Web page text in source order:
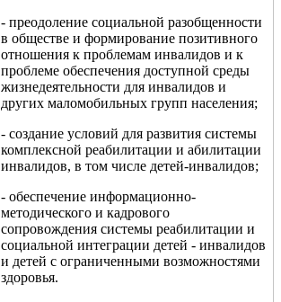
- преодоление социальной разобщенности
в обществе и формирование позитивного
отношения к проблемам инвалидов и к
проблеме обеспечения доступной среды
жизнедеятельности для инвалидов и
других маломобильных групп населения;
- создание условий для развития системы
комплексной реабилитации и абилитации
инвалидов, в том числе детей-инвалидов;
- обеспечение информационно-
методического и кадрового
сопровождения системы реабилитации и
социальной интеграции детей - инвалидов
и детей с ограниченными возможностями
здоровья.